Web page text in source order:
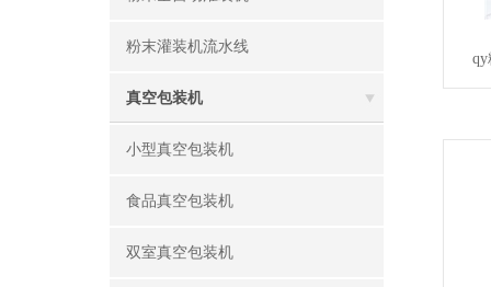
粉末灌装机流水线
真空包装机
小型真空包装机
食品真空包装机
双室真空包装机
qy